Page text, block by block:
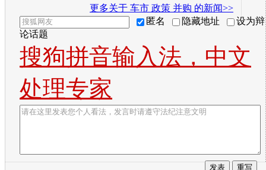
更多关于 车市 政策 并购 的新闻>>
匿名 隐藏地址
设为辩
论话题
搜狗拼音输入法，中文
处理专家